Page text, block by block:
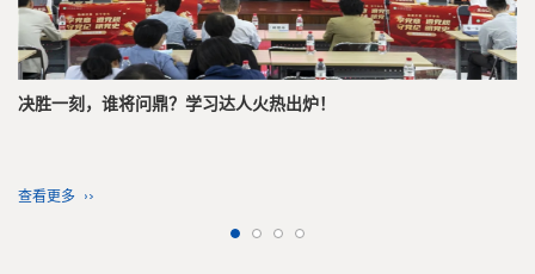
学习达人火热出炉！